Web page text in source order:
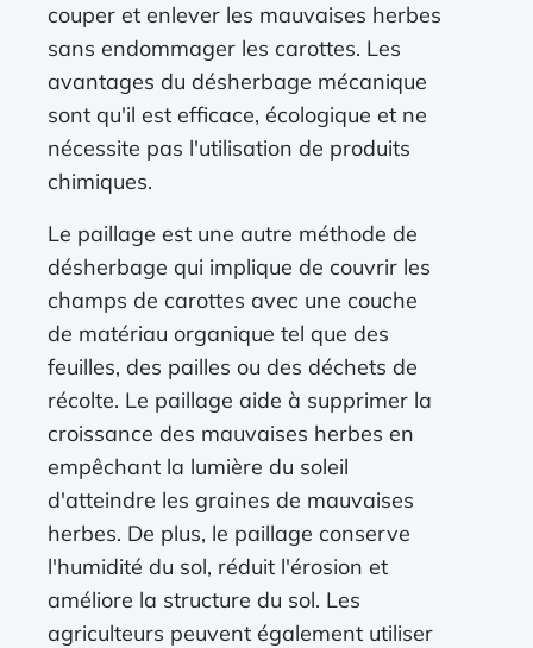
couper et enlever les mauvaises herbes
sans endommager les carottes. Les
avantages du désherbage mécanique
sont qu'il est efficace, écologique et ne
nécessite pas l'utilisation de produits
chimiques.
Le paillage est une autre méthode de
désherbage qui implique de couvrir les
champs de carottes avec une couche
de matériau organique tel que des
feuilles, des pailles ou des déchets de
récolte. Le paillage aide à supprimer la
croissance des mauvaises herbes en
empêchant la lumière du soleil
d'atteindre les graines de mauvaises
herbes. De plus, le paillage conserve
l'humidité du sol, réduit l'érosion et
améliore la structure du sol. Les
agriculteurs peuvent également utiliser